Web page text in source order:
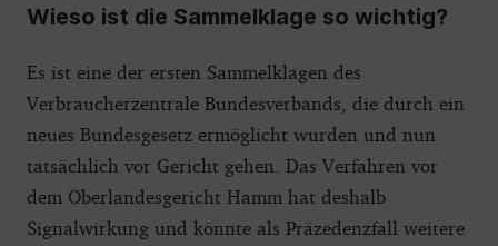
Wieso ist die Sammelklage so wichtig?
Es ist eine der ersten Sammelklagen des
Verbraucherzentrale Bundesverbands, die durch ein
neues Bundesgesetz ermöglicht wurden und nun
tatsächlich vor Gericht gehen. Das Verfahren vor
dem Oberlandesgericht Hamm hat deshalb
Signalwirkung und könnte als Präzedenzfall weitere